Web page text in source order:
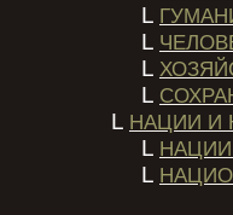
L
L
L
L
L НАЦИИ И
L
L